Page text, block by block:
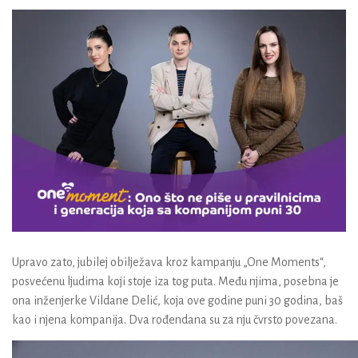
Upravo zato, jubilej obilježava kroz kampanju „One Moments“,
posvećenu ljudima koji stoje iza tog puta. Među njima, posebna je
ona inženjerke Vildane Delić, koja ove godine puni 30 godina, baš
kao i njena kompanija. Dva rođendana su za nju čvrsto povezana.